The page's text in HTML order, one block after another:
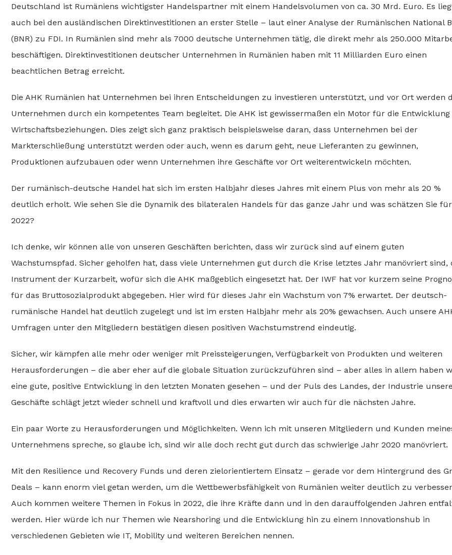
Deutschland ist Rumäniens wichtigster Handelspartner mit einem Handelsvolumen von ca. 30 Mrd. Euro. Es
auch bei den ausländischen Direktinvestitionen an erster Stelle – laut einer Analyse der Rumänischen National
(BNR) zu FDI. In Rumänien sind mehr als 7000 deutsche Unternehmen tätig, die direkt mehr als 250.000
beschäftigen. Direktinvestitionen deutscher Unternehmen in Rumänien haben mit 11 Milliarden Euro einen
beachtlichen Betrag erreicht.
Die AHK Rumänien hat Unternehmen bei ihren Entscheidungen zu investieren unterstützt, und vor Ort werden
Unternehmen durch ein kompetentes Team begleitet. Die AHK ist gewissermaßen ein Motor für die
Wirtschaftsbeziehungen. Dies zeigt sich ganz praktisch beispielsweise daran, dass Unternehmen bei der
Markterschließung unterstützt werden oder auch, wenn es darum geht, neue Lieferanten zu gewinnen,
Produktionen aufzubauen oder wenn Unternehmen ihre Geschäfte vor Ort weiterentwickeln möchten.
Der rumänisch-deutsche Handel hat sich im ersten Halbjahr dieses Jahres mit einem Plus von mehr als 20 %
deutlich erholt. Wie sehen Sie die Dynamik des bilateralen Handels für das ganze Jahr und was schätzen Sie für
2022?
Ich denke, wir können alle von unseren Geschäften berichten, dass wir zurück sind auf einem guten
Wachstumspfad. Sicher geholfen hat, dass viele Unternehmen gut durch die Krise letztes Jahr manövriert sind,
Instrument der Kurzarbeit, wofür sich die AHK maßgeblich eingesetzt hat. Der IWF hat vor kurzem seine
für das Bruttosozialprodukt abgegeben. Hier wird für dieses Jahr ein Wachstum von 7% erwartet. Der deutsch-
rumänische Handel hat deutlich zugelegt und ist im ersten Halbjahr mehr als 20% gewachsen. Auch unsere
Umfragen unter den Mitgliedern bestätigen diesen positiven Wachstumstrend eindeutig.
Sicher, wir kämpfen alle mehr oder weniger mit Preissteigerungen, Verfügbarkeit von Produkten und weiteren
Herausforderungen – die aber eher auf die globale Situation zurückzuführen sind – aber alles in allem haben
eine gute, positive Entwicklung in den letzten Monaten gesehen – und der Puls des Landes, der Industrie
Geschäfte schlägt jetzt wieder schnell und kraftvoll und dies erwarten wir auch für die nächsten Jahre.
Ein paar Worte zu Herausforderungen und Möglichkeiten. Wenn ich mit unseren Mitgliedern und Kunden
Unternehmens spreche, so glaube ich, sind wir alle doch recht gut durch das schwierige Jahr 2020 manövriert.
Mit den Resilience und Recovery Funds und deren zielorientiertem Einsatz – gerade vor dem Hintergrund des
Deals – kann enorm viel getan werden, um die Wettbewerbsfähigkeit von Rumänien weiter deutlich zu
Auch kommen weitere Themen in Fokus in 2022, die ihre Kräfte dann und in den darauffolgenden Jahren
werden. Hier würde ich nur Themen wie Nearshoring und die Entwicklung hin zu einem Innovationshub in
verschiedenen Gebieten wie IT, Mobility und weiteren Bereichen nennen.